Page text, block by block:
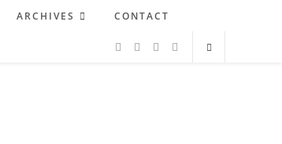
ARCHIVES CONTACT